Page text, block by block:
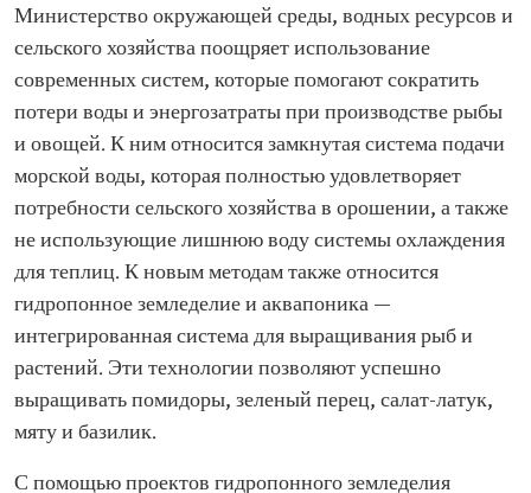
Министерство окружающей среды, водных ресурсов и
сельского хозяйства поощряет использование
современных систем, которые помогают сократить
потери воды и энергозатраты при производстве рыбы
и овощей. К ним относится замкнутая система подачи
морской воды, которая полностью удовлетворяет
потребности сельского хозяйства в орошении, а также
не использующие лишнюю воду системы охлаждения
для теплиц. К новым методам также относится
гидропонное земледелие и аквапоника —
интегрированная система для выращивания рыб и
растений. Эти технологии позволяют успешно
выращивать помидоры, зеленый перец, салат-латук,
мяту и базилик.
С помощью проектов гидропонного земледелия